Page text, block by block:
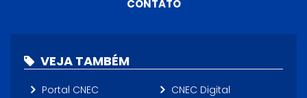
CONTATO
VEJA TAMBÉM
Portal CNEC CNEC Digital